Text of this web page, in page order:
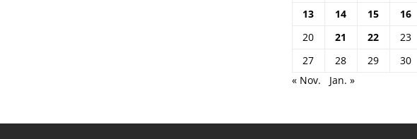
13
14 15 16
20
21 22 23
27
28 29 30
« Nov.
Jan. »